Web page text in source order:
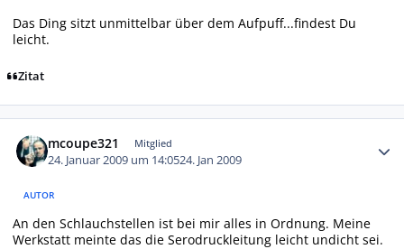
Das Ding sitzt unmittelbar über dem Aufpuff...findest Du
leicht.
Zitat
mcoupe321 Mitglied
24. Januar 2009 um 14:0524. Jan 2009
AUTOR
An den Schlauchstellen ist bei mir alles in Ordnung. Meine
Werkstatt meinte das die Serodruckleitung leicht undicht sei.